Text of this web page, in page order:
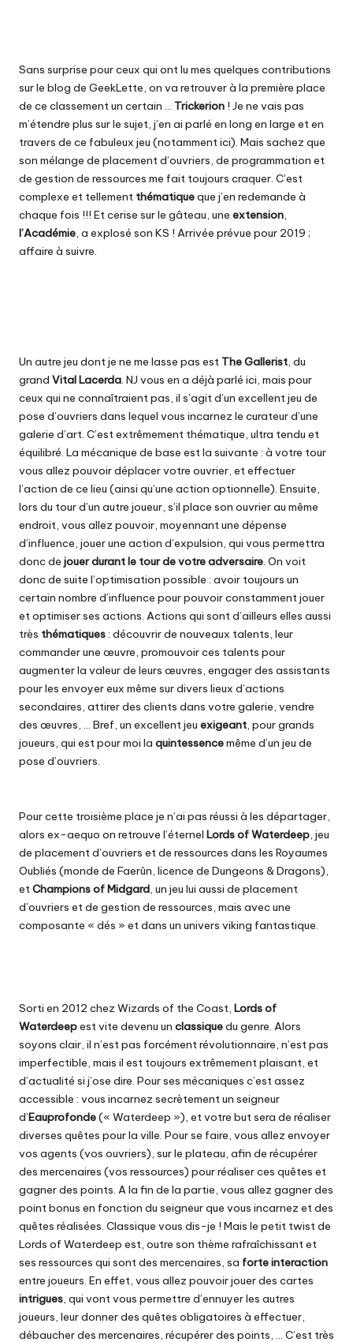
Sans surprise pour ceux qui ont lu mes quelques contributions
sur le blog de GeekLette, on va retrouver à la première place
de ce classement un certain … Trickerion ! Je ne vais pas
m’étendre plus sur le sujet, j’en ai parlé en long en large et en
travers de ce fabuleux jeu (notammentici). Mais sachez que
son mélange de placement d’ouvriers, de programmation et
de gestion de ressources me fait toujours craquer. C’est
complexe et tellement thématiqueque j’en redemande à
chaque fois !!! Et cerise sur le gâteau, une extension,
l’Académie, a explosé son KS ! Arrivée prévue pour 2019 ;
affaire à suivre.
Un autre jeu dont je ne me lasse pas est The Gallerist, du
grand Vital Lacerda. NJ vous en a déjà parlé ici, mais pour
ceux qui ne connaîtraient pas, il s’agit d’un excellent jeu de
pose d’ouvriers dans lequel vous incarnez le curateur d’une
galerie d’art. C’est extrêmement thématique, ultra tendu et
équilibré. La mécanique de base est la suivante : à votre tour
vous allez pouvoir déplacer votre ouvrier, et effectuer
l’action de ce lieu (ainsi qu’une action optionnelle). Ensuite,
lors du tour d’un autre joueur, s’il place son ouvrier au même
endroit, vous allez pouvoir, moyennant une dépense
d’influence, jouer une action d’expulsion, qui vous permettra
donc de jouer durant le tourde votre adversaire. On voit
donc de suite l’optimisation possible : avoir toujours un
certain nombre d’influence pour pouvoir constamment jouer
et optimiser ses actions. Actions qui sont d’ailleurs elles aussi
très thématiques: découvrir de nouveaux talents, leur
commander une œuvre, promouvoir ces talents pour
augmenter la valeur de leurs œuvres, engager des assistants
pour les envoyer eux même sur divers lieux d’actions
secondaires, attirer des clients dans votre galerie, vendre
des œuvres, … Bref, un excellent jeu exigeant, pour grands
joueurs, qui est pour moi la quintessencemême d’un jeu de
pose d’ouvriers.
Pour cette troisième place je n’ai pas réussi à les départager,
alors ex-aequo on retrouve l’éternel Lords of Waterdeep, jeu
de placement d’ouvriers et de ressources dans les Royaumes
Oubliés (monde de Faerûn, licence de Dungeons & Dragons),
etChampions of Midgard, un jeu lui aussi de placement
d’ouvriers et de gestion de ressources, mais avec une
composante « dés » et dans un univers viking fantastique.
Sorti en 2012 chez Wizards of the Coast, Lords of
Waterdeepest vite devenu un classiquedu genre. Alors
soyons clair, il n’est pas forcément révolutionnaire, n’est pas
imperfectible, mais il est toujours extrêmement plaisant, et
d’actualité si j’ose dire. Pour ses mécaniques c’est assez
accessible : vous incarnez secrètement un seigneur
d’Eauprofonde(« Waterdeep »), et votre but sera de réaliser
diverses quêtes pour la ville. Pour se faire, vous allez envoyer
vos agents (vos ouvriers), sur le plateau, afin de récupérer
des mercenaires (vos ressources) pour réaliser ces quêtes et
gagner des points. A la fin de la partie, vous allez gagner des
point bonus en fonction du seigneur que vous incarnez et des
quêtes réalisées. Classique vous dis-je ! Mais le petit twist de
Lords of Waterdeep est, outre son thème rafraîchissant et
ses ressources qui sont des mercenaires, sa forte interaction
entre joueurs. En effet, vous allez pouvoir jouer des cartes
intrigues, qui vont vous permettre d’ennuyer les autres
joueurs, leur donner des quêtes obligatoires à effectuer,
débaucher des mercenaires, récupérer des points, … C’est très